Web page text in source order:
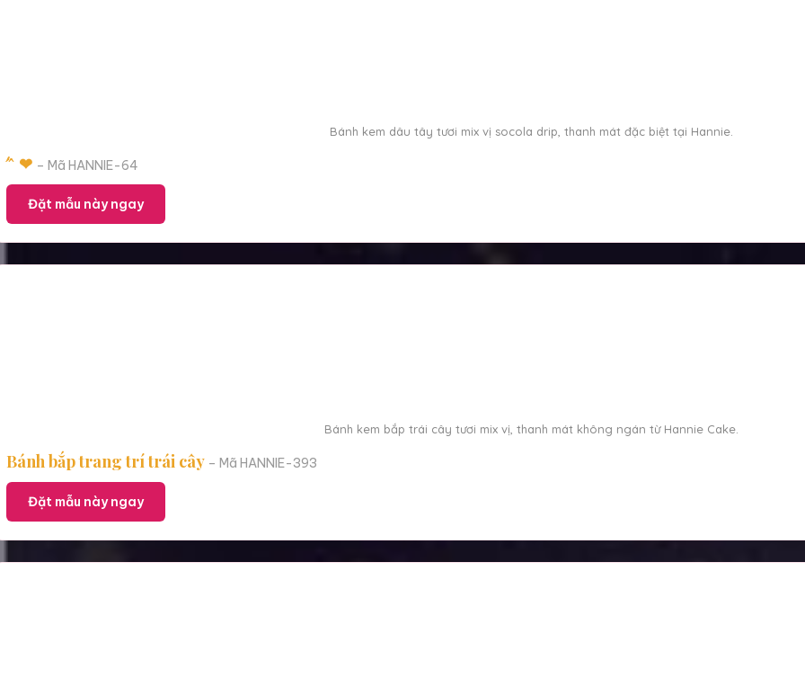
Bánh kem dâu tây tươi mix vị socola drip, thanh mát đặc biệt tại Hannie.
́ ́ ̂ ❤ – Mã HANNIE-64
Đặt mẫu này ngay
Bánh kem bắp trái cây tươi mix vị, thanh mát không ngán từ Hannie Cake.
Bánh bắp trang trí trái cây – Mã HANNIE-393
Đặt mẫu này ngay